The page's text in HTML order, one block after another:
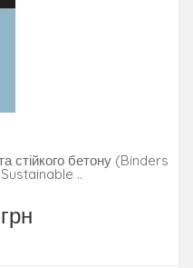
стійкого бетону (Binders
..